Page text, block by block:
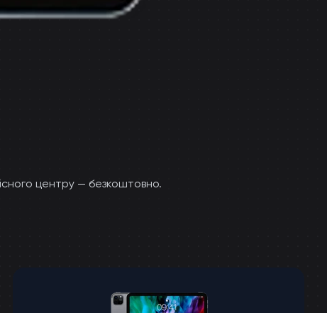
центру — безкоштовно.